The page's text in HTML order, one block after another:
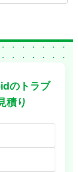
のトラブ
積り